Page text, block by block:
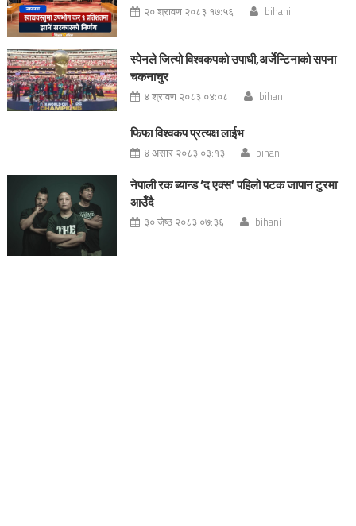
२० श्रावण २०८३ १७:५६ bihani
स्पेनले जित्यो विश्वकपको उपाधी,अर्जेन्टिनाको सपना
चकनाचुर
४ श्रावण २०८३ ०४:०८ bihani
फिफा विश्वकप प्रत्यक्ष लाईभ
४ असार २०८३ ०३:१३ bihani
नेपाली रक ब्यान्ड ‘द एक्स’ पहिलो पटक जापान टुरमा
आउँदै
३० जेष्ठ २०८३ ०७:३६ bihani